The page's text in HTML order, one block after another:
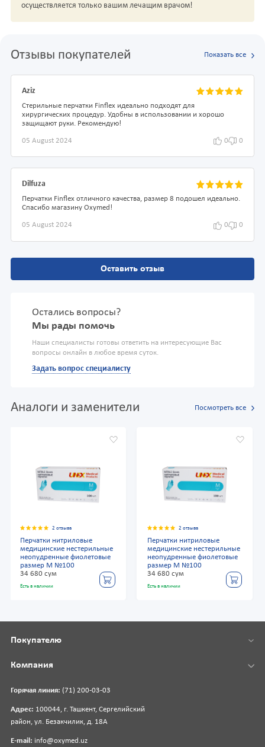
осуществляется только вашим лечащим врачом!
Отзывы покупателей Показать все
Aziz
Стерильные перчатки Finflex идеально подходят для
хирургических процедур. Удобны в использовании и хорошо
защищают руки. Рекомендую!
05 August 2024 0 0
Dilfuza
Перчатки Finflex отличного качества, размер 8 подошел идеально.
Спасибо магазину Oxymed!
05 August 2024 0 0
Оставить отзыв
Остались вопросы?
Мы рады помочь
Наши специалисты готовы ответить на интересующие Вас
вопросы онлайн в любое время суток.
Задать вопрос специалисту
Аналоги и заменители Посмотреть все
2 отзыва
Перчатки нитриловые
медицинские нестерильные
неопудренные фиолетовые
размер М №100
34 680 сум
Есть в наличии
2 отзыва
Перчатки нитриловые
медицинские нестерильные
неопудренные фиолетовые
размер М №100
34 680 сум
Есть в наличии
Горячая линия: (71) 200-03-03
Адрес: 100044, г. Ташкент, Сергелийский
район, ул. Безакчилик, д. 18А
E-mail: info@oxymed.uz
Покупателю
Компания